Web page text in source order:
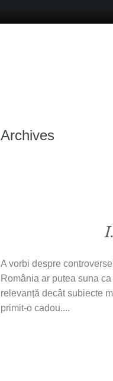
Archives
A vorbi despre
România ar putea suna
relevanță decât subiecte
primit-o cadou....